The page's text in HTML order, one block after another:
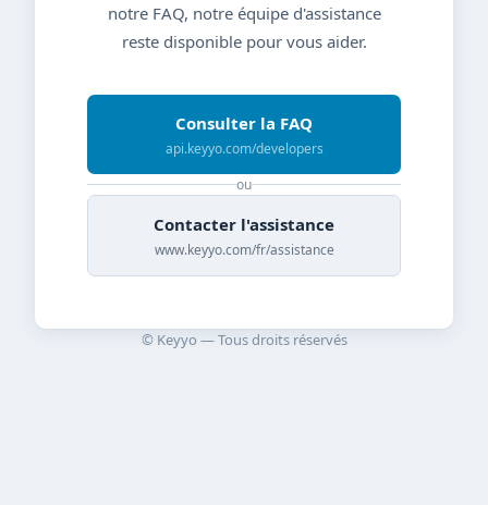
notre FAQ, notre équipe d'assistance
reste disponible pour vous aider.
Consulter la FAQ
api.keyyo.com/developers
ou
Contacter l'assistance
www.keyyo.com/fr/assistance
© Keyyo — Tous droits réservés